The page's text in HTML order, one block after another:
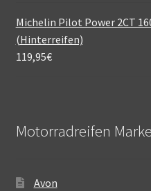
Michelin Pilot Power 2CT
(Hinterreifen)
119,95€
Motorradreifen
Avon